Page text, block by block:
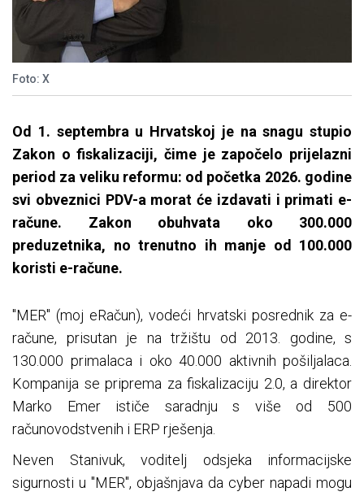
Foto: X
Od 1. septembra u Hrvatskoj je na snagu stupio
Zakon o fiskalizaciji, čime je započelo prijelazni
period za veliku reformu: od početka 2026. godine
svi obveznici PDV-a morat će izdavati i primati e-
račune. Zakon obuhvata oko 300.000
preduzetnika, no trenutno ih manje od 100.000
koristi e-račune.
"MER" (moj eRačun), vodeći hrvatski posrednik za e-
račune, prisutan je na tržištu od 2013. godine, s
130.000 primalaca i oko 40.000 aktivnih pošiljalaca.
Kompanija se priprema za fiskalizaciju 2.0, a direktor
Marko Emer ističe saradnju s više od 500
računovodstvenih i ERP rješenja.
Neven Stanivuk, voditelj odsjeka informacijske
sigurnosti u "MER", objašnjava da cyber napadi mogu